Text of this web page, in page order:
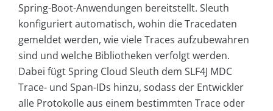
Spring-Boot-Anwendungen bereitstellt. Sleuth
konfiguriert automatisch, wohin die Tracedaten
gemeldet werden, wie viele Traces aufzubewahren
sind und welche Bibliotheken verfolgt werden.
Dabei fügt Spring Cloud Sleuth dem SLF4J MDC
Trace- und Span-IDs hinzu, sodass der Entwickler
alle Protokolle aus einem bestimmten Trace oder